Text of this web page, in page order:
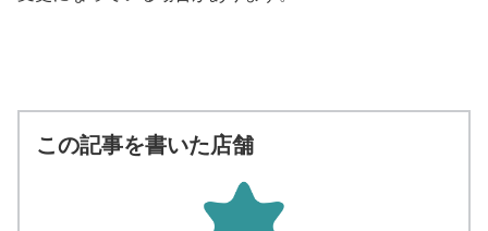
この記事を書いた店舗